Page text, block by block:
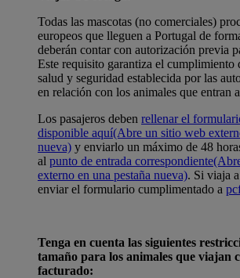
Todas las mascotas (no comerciales)
europeos que lleguen a Portugal de
deberán contar con autorización previa
Este requisito garantiza el cumplimiento
salud y seguridad establecida por las
en relación con los animales que entran
Los pasajeros deben rellenar el
disponible aquí(Abre un sitio web
nueva) y enviarlo un máximo de 48
al punto de entrada correspondiente
externo en una pestaña nueva). Si viaja
enviar el formulario cumplimentado a
Tenga en cuenta las siguientes
tamaño para los animales que viajan
facturado: